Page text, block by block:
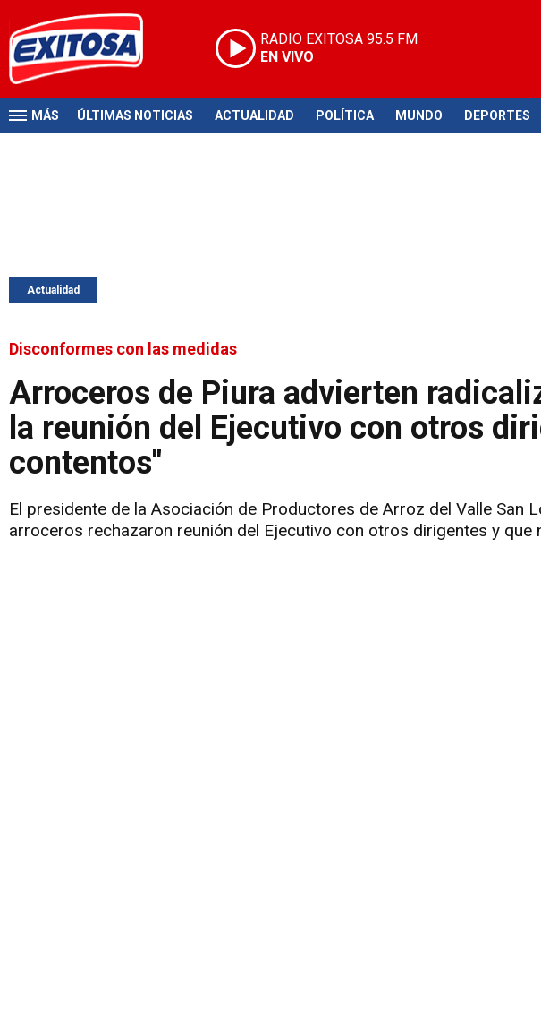
RADIO EXITOSA 95.5 FM
EN VIVO
MÁS ÚLTIMAS NOTICIAS ACTUALIDAD POLÍTICA MUNDO DEPORTES
Actualidad
Disconformes con las medidas
Arroceros de Piura advierten
la reunión del Ejecutivo con otros
contentos"
El presidente de la Asociación de Productores de Arroz del Valle San
arroceros rechazaron reunión del Ejecutivo con otros dirigentes y que